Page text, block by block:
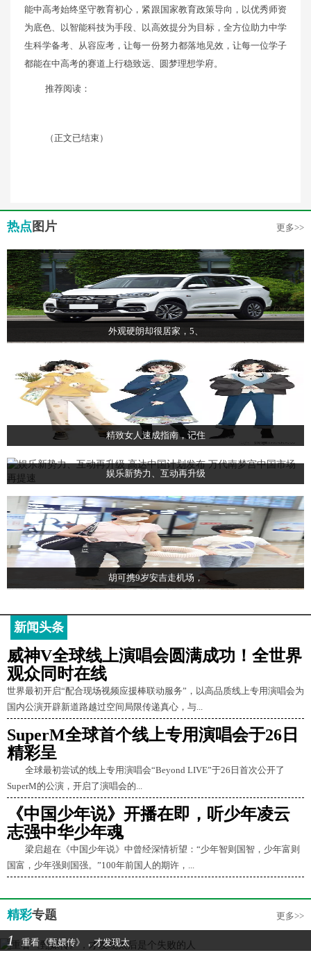
能中高考始终坚守教育初心，紧跟国家教育政策导向，以优秀师资
为底色、以智能科技为手段、以高效提分为目标，全方位助力中学
生科学备考、从容应考，让每一份努力都落地见效，让每一位学子
都能在中高考的赛道上行稳致远、圆梦理想学府。
推荐阅读：
（正文已结束）
热点 图片 更多>>
外观硬朗却很居家，5、
精致女人速成指南，记住
娱乐新势力、互动再升级
胡可携9岁安吉走机场，
新闻头条
威神V全球线上演唱会圆满成功！全世界
观众同时在线
世界最初开启“配合现场视频应援棒联动服务”，以高品质线上专用演唱会为
国内公演开辟新道路越过空间局限传递真心，与...
SuperM全球首个线上专用演唱会于26日
精彩呈
全球最初尝试的线上专用演唱会“Beyond LIVE”于26日首次公开了
SuperM的公演，开启了演唱会的...
《中国少年说》开播在即，听少年凌云
志强中华少年魂
梁启超在《中国少年说》中曾经深情祈望：“少年智则国智，少年富则
国富，少年强则国强。”100年前国人的期许，...
精彩专题 更多>>
1 重看《甄嬛传》，才发现太